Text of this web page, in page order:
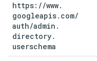
https: //www.
googleapis. com/
auth/admin .
directory.
userschema